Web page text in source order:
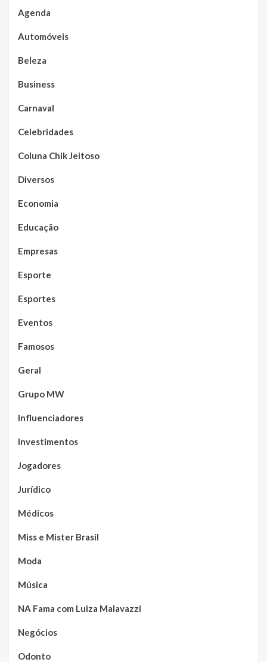
Agenda
Automóveis
Beleza
Business
Carnaval
Celebridades
Coluna Chik Jeitoso
Diversos
Economia
Educação
Empresas
Esporte
Esportes
Eventos
Famosos
Geral
Grupo MW
Influenciadores
Investimentos
Jogadores
Jurídico
Médicos
Miss e Mister Brasil
Moda
Música
NA Fama com Luiza Malavazzi
Negócios
Odonto